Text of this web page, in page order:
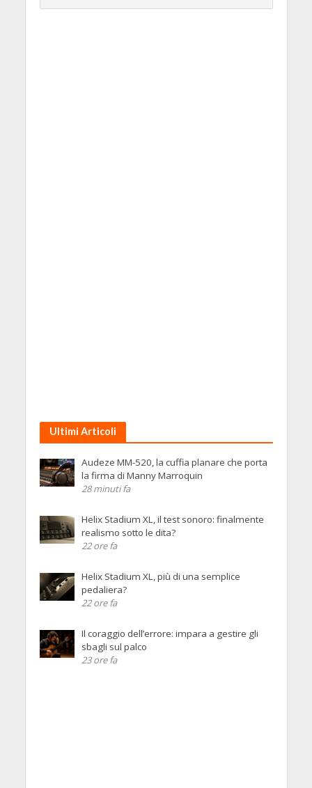
Ultimi Articoli
Audeze MM-520, la cuffia planare che porta
la firma di Manny Marroquin
28 minuti fa
Helix Stadium XL, il test sonoro: finalmente
realismo sotto le dita?
22 ore fa
Helix Stadium XL, più di una semplice
pedaliera?
22 ore fa
Il coraggio dell’errore: impara a gestire gli
sbagli sul palco
23 ore fa